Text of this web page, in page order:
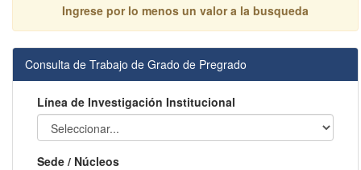
Ingrese por lo menos un valor a la busqueda
Consulta de Trabajo de Grado de Pregrado
Línea de Investigación Institucional
Sede / Núcleos